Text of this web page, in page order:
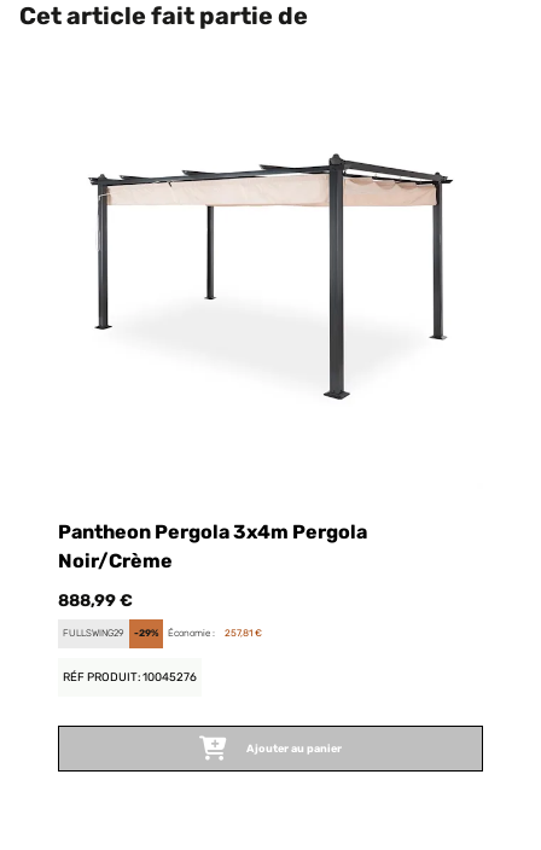
Cet article fait partie de
Pantheon Pergola 3x4m Pergola
Noir/Crème
888,99 €
FULLSWING29 -29% Économie : 257,81 €
RÉF PRODUIT: 10045276
Ajouter au panier